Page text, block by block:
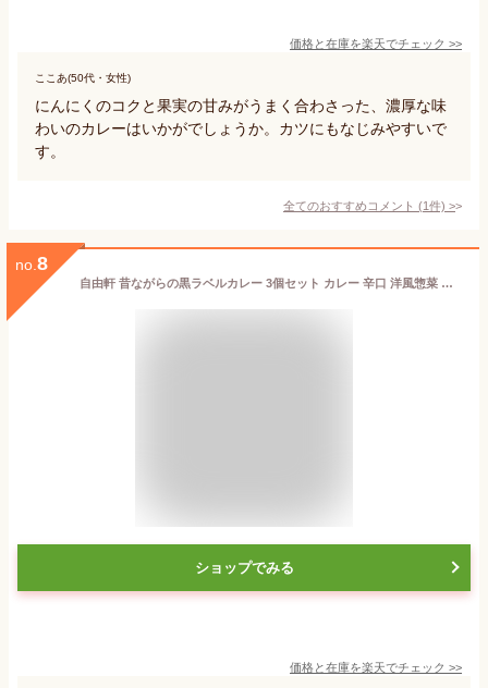
価格と在庫を楽天でチェック >>
ここあ(50代・女性)
にんにくのコクと果実の甘みがうまく合わさった、濃厚な味
わいのカレーはいかがでしょうか。カツにもなじみやすいで
す。
全てのおすすめコメント (1件) >
no. 8
自由軒 昔ながらの黒ラベルカレー 3個セット カレー 辛口 洋風惣菜 レトルトカレー 惣菜 スパイシー 簡単調理 温めるだけ 泉州産 たまねぎ 大阪
ショップでみる
価格と在庫を楽天でチェック >>